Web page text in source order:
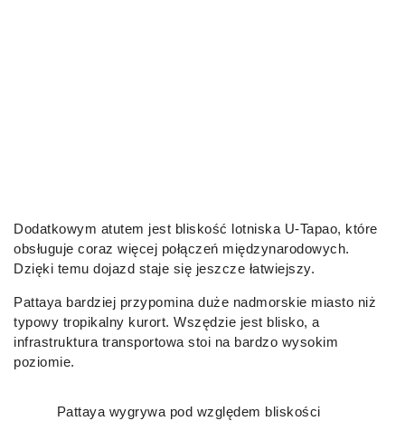
Dodatkowym atutem jest bliskość lotniska U-Tapao, które
obsługuje coraz więcej połączeń międzynarodowych.
Dzięki temu dojazd staje się jeszcze łatwiejszy.
Pattaya bardziej przypomina duże nadmorskie miasto niż
typowy tropikalny kurort. Wszędzie jest blisko, a
infrastruktura transportowa stoi na bardzo wysokim
poziomie.
Pattaya wygrywa pod względem bliskości